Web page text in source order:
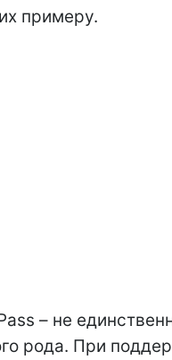
примеру.
– не
рода. При